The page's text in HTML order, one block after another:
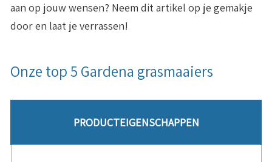
aan op jouw wensen? Neem dit artikel op je gemakje
door en laat je verrassen!
Onze top 5 Gardena grasmaaiers
PRODUCTEIGENSCHAPPEN